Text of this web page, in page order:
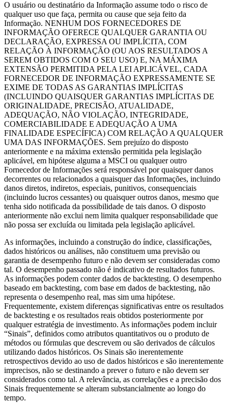
O usuário ou destinatário da Informação assume todo o risco de
qualquer uso que faça, permita ou cause que seja feito da
Informação. NENHUM DOS FORNECEDORES DE
INFORMAÇÃO OFERECE QUALQUER GARANTIA OU
DECLARAÇÃO, EXPRESSA OU IMPLÍCITA, COM
RELAÇÃO À INFORMAÇÃO (OU AOS RESULTADOS A
SEREM OBTIDOS COM O SEU USO) E, NA MÁXIMA
EXTENSÃO PERMITIDA PELA LEI APLICÁVEL, CADA
FORNECEDOR DE INFORMAÇÃO EXPRESSAMENTE SE
EXIME DE TODAS AS GARANTIAS IMPLÍCITAS
(INCLUINDO QUAISQUER GARANTIAS IMPLÍCITAS DE
ORIGINALIDADE, PRECISÃO, ATUALIDADE,
ADEQUAÇÃO, NÃO VIOLAÇÃO, INTEGRIDADE,
COMERCIABILIDADE E ADEQUAÇÃO A UMA
FINALIDADE ESPECÍFICA) COM RELAÇÃO A QUALQUER
UMA DAS INFORMAÇÕES. Sem prejuízo do disposto
anteriormente e na máxima extensão permitida pela legislação
aplicável, em hipótese alguma a MSCI ou qualquer outro
Fornecedor de Informações será responsável por quaisquer danos
decorrentes ou relacionados a quaisquer das Informações, incluindo
danos diretos, indiretos, especiais, punitivos, consequenciais
(incluindo lucros cessantes) ou quaisquer outros danos, mesmo que
tenha sido notificada da possibilidade de tais danos. O disposto
anteriormente não exclui nem limita qualquer responsabilidade que
não possa ser excluída ou limitada pela legislação aplicável.
As informações, incluindo a construção do índice, classificações,
dados históricos ou análises, não constituem uma previsão ou
garantia de desempenho futuro e não devem ser consideradas como
tal. O desempenho passado não é indicativo de resultados futuros.
As informações podem conter dados de backtesting. O desempenho
baseado em backtesting, com base em dados de backtesting, não
representa o desempenho real, mas sim uma hipótese.
Frequentemente, existem diferenças significativas entre os resultados
de backtesting e os resultados reais obtidos posteriormente por
qualquer estratégia de investimento. As informações podem incluir
“Sinais”, definidos como atributos quantitativos ou o produto de
métodos ou fórmulas que descrevem ou são derivados de cálculos
utilizando dados históricos. Os Sinais são inerentemente
retrospectivos devido ao uso de dados históricos e são inerentemente
imprecisos, não se destinando a prever o futuro e não devem ser
considerados como tal. A relevância, as correlações e a precisão dos
Sinais frequentemente se alteram substancialmente ao longo do
tempo.